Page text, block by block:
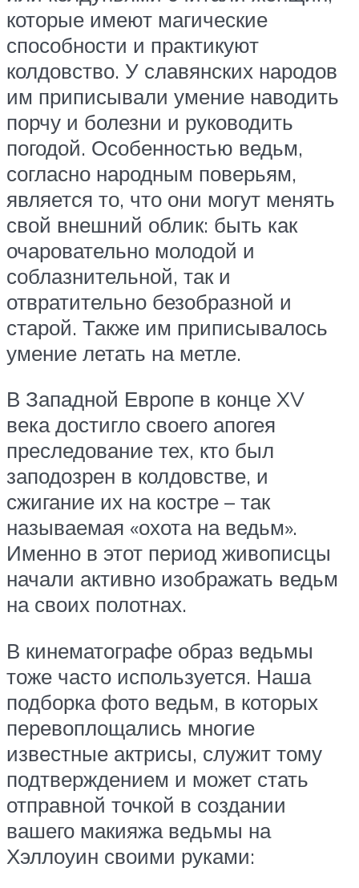
которые имеют магические
способности и практикуют
колдовство. У славянских народов
им приписывали умение наводить
порчу и болезни и руководить
погодой. Особенностью ведьм,
согласно народным поверьям,
является то, что они могут менять
свой внешний облик: быть как
очаровательно молодой и
соблазнительной, так и
отвратительно безобразной и
старой. Также им приписывалось
умение летать на метле.
В Западной Европе в конце XV
века достигло своего апогея
преследование тех, кто был
заподозрен в колдовстве, и
сжигание их на костре – так
называемая «охота на ведьм».
Именно в этот период живописцы
начали активно изображать ведьм
на своих полотнах.
В кинематографе образ ведьмы
тоже часто используется. Наша
подборка фото ведьм, в которых
перевоплощались многие
известные актрисы, служит тому
подтверждением и может стать
отправной точкой в создании
вашего макияжа ведьмы на
Хэллоуин своими руками: